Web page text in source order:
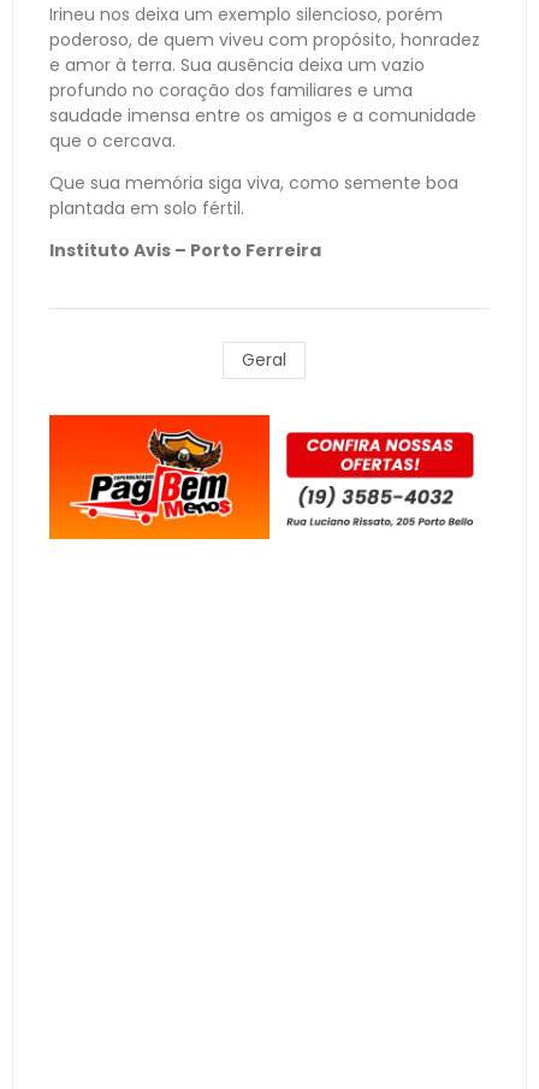
Irineu nos deixa um exemplo silencioso, porém
poderoso, de quem viveu com propósito, honradez
e amor à terra. Sua ausência deixa um vazio
profundo no coração dos familiares e uma
saudade imensa entre os amigos e a comunidade
que o cercava.
Que sua memória siga viva, como semente boa
plantada em solo fértil.
Instituto Avis – Porto Ferreira
Geral